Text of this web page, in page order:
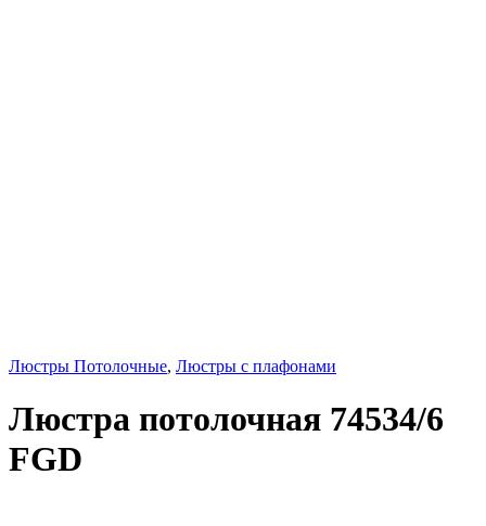
Люстры Потолочные, Люстры с плафонами
Люстра потолочная 74534/6
FGD